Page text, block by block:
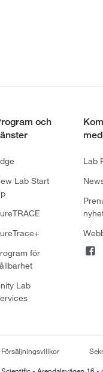
och
Lab Start
för
Lab
Lab
Försäljningsvillkor